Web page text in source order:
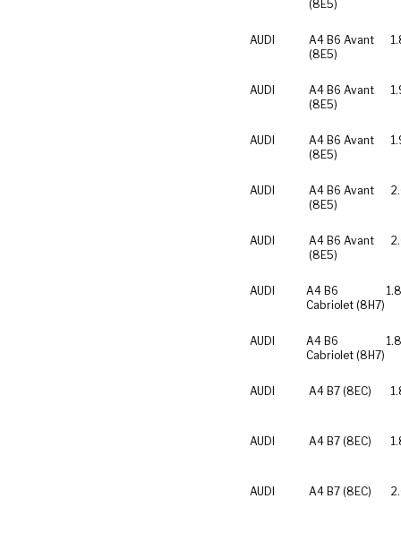
(8E5)
AUDI
A4 B6 Avant
(8E5)
AUDI
A4 B6 Avant
(8E5)
AUDI
A4 B6 Avant
(8E5)
AUDI
A4 B6 Avant
(8E5)
AUDI
A4 B6 Avant
(8E5)
AUDI
A4 B6
Cabriolet (8H7)
AUDI
A4 B6
Cabriolet (8H7)
AUDI A4 B7 (8EC)
AUDI A4 B7 (8EC)
AUDI A4 B7 (8EC)